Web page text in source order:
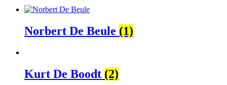
Norbert De Beule (1)
Kurt De Boodt (2)